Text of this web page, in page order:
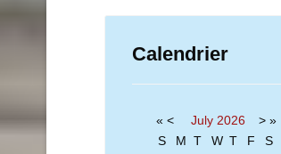
Calendrier
« < July 2026 > »
S
M T W T F
S